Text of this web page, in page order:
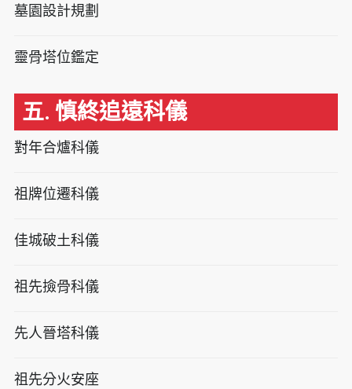
墓園設計規劃
靈骨塔位鑑定
五. 慎終追遠科儀
對年合爐科儀
祖牌位遷科儀
佳城破土科儀
祖先撿骨科儀
先人晉塔科儀
祖先分火安座